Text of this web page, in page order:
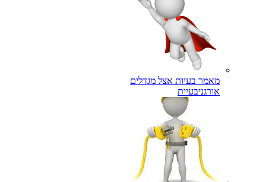
מאמר בעיות אצל מגדלים
אורגניבעיות